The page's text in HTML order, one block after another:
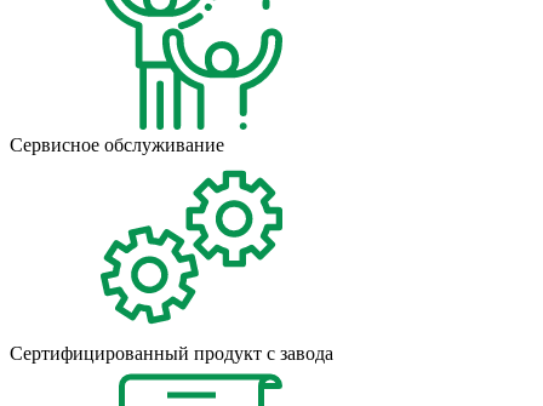
Сервисное обслуживание
Сертифицированный продукт с завода